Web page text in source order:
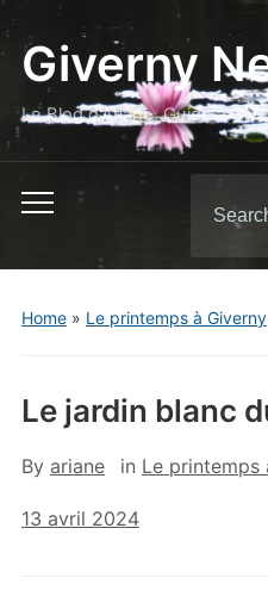
Giverny
Le Blog d'Ariane, Guide à
Toggle
menu
for:
Home» Le printemps à Giverny
Le jardin blanc
By ariane in Le printemps
13 avril 2024